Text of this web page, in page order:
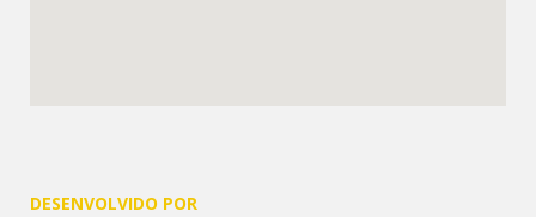
DESENVOLVIDO POR